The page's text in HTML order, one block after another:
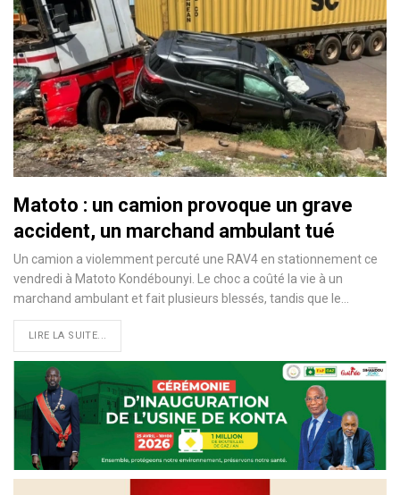
Matoto : un camion provoque un grave
accident, un marchand ambulant tué
Un camion a violemment percuté une RAV4 en stationnement ce
vendredi à Matoto Kondébounyi. Le choc a coûté la vie à un
marchand ambulant et fait plusieurs blessés, tandis que le…
LIRE LA SUITE...